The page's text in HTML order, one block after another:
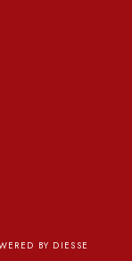
BY DIESSE